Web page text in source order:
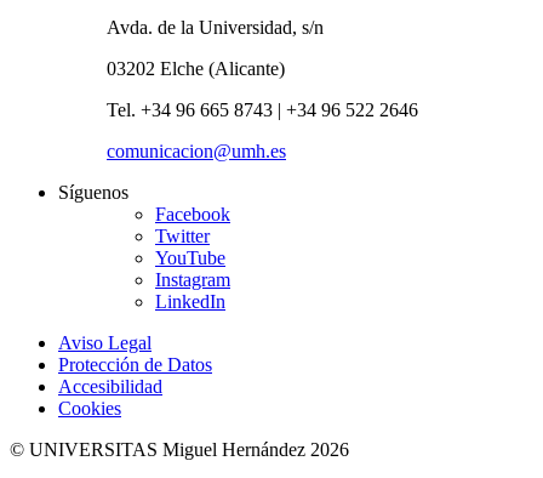
Avda. de la Universidad, s/n
03202 Elche (Alicante)
Tel. +34 96 665 8743 | +34 96 522 2646
comunicacion@umh.es
Síguenos
Facebook
Twitter
YouTube
Instagram
LinkedIn
Aviso Legal
Protección de Datos
Accesibilidad
Cookies
© UNIVERSITAS Miguel Hernández 2026